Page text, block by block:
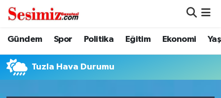
Gündem Spor Politika Eğitim Ekonomi
Tuzla Hava Durumu
Dünya
Eğitim
Nöbetçi Eczaneler
Hava Durumu